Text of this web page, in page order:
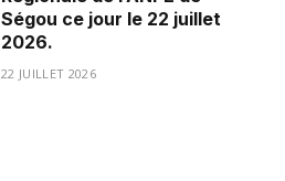
Ségou ce jour le 22 juillet
2026.
22 JUILLET 2026